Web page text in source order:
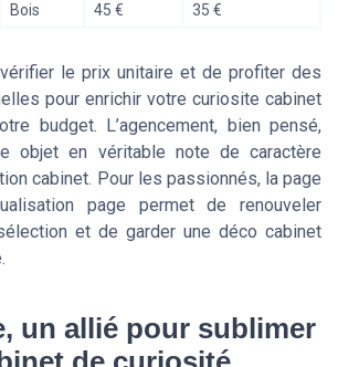
Bois 45 € 35 €
le prix unitaire et de profiter des
pour enrichir votre curiosite cabinet
budget. L’agencement, bien pensé,
objet en véritable note de caractère
cabinet. Pour les passionnés, la page
page permet de renouveler
et de garder une déco cabinet
un allié pour sublimer